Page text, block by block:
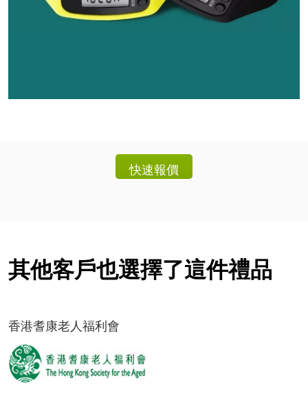
其他客戶也選擇了這件禮品
香港耆康老人福利會